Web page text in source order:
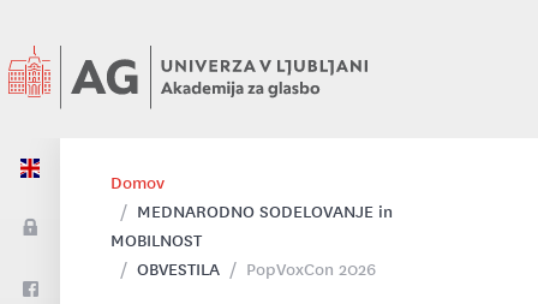
Domov
MEDNARODNO SODELOVANJE in
MOBILNOST
OBVESTILA
PopVoxCon 2026